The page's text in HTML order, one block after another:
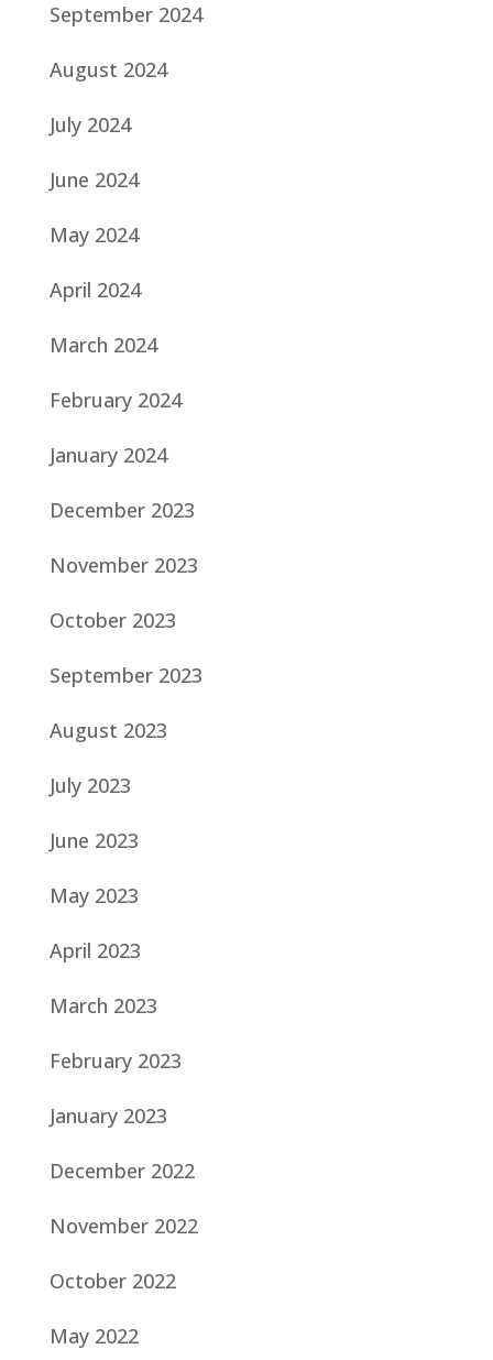
September 2024
August 2024
July 2024
June 2024
May 2024
April 2024
March 2024
February 2024
January 2024
December 2023
November 2023
October 2023
September 2023
August 2023
July 2023
June 2023
May 2023
April 2023
March 2023
February 2023
January 2023
December 2022
November 2022
October 2022
May 2022